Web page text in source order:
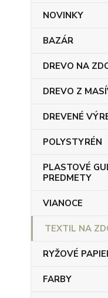
NOVINKY
BAZÁR
DREVO NA
DREVO Z
DREVENÉ
POLYSTYRÉN
PLASTOVÉ
PREDMETY
VIANOCE
TEXTIL NA
RYŽOVÉ
FARBY